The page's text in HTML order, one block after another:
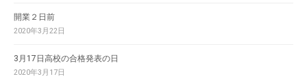
開業２日前
2020年3月22日
3月17日高校の合格発表の日
2020年3月17日